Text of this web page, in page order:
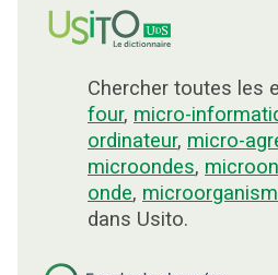
Chercher toutes les
four, micro-
ordinateur, micro-
microondes,
onde,
dans Usito.